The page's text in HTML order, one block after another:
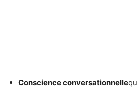
Conscience conversationnelle